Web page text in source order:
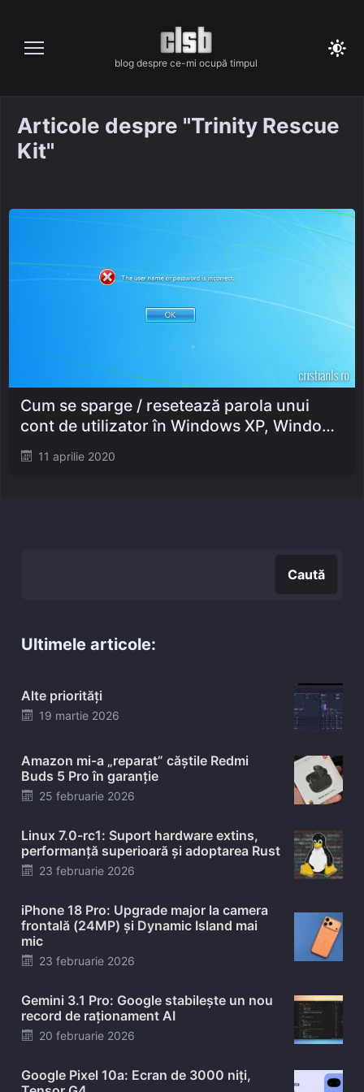
content
blog despre ce-mi ocupă timpul
Articole despre "Trinity Rescue
Kit"
Posted
11 aprilie 2020
Cum se sparge / resetează parola unui
cont de utilizator în Windows XP, Windows
7 sau Windows 8
Caută
Ultimele articole:
Alte priorități
Posted
19 martie 2026
Amazon mi-a „reparat” căștile Redmi
Buds 5 Pro în garanție
Posted
25 februarie 2026
Linux 7.0-rc1: Suport hardware extins,
performanță superioară și adoptarea Rust
Posted
23 februarie 2026
iPhone 18 Pro: Upgrade major la camera
frontală (24MP) și Dynamic Island mai
mic
Posted
23 februarie 2026
Gemini 3.1 Pro: Google stabilește un nou
record de raționament AI
Posted
20 februarie 2026
Google Pixel 10a: Ecran de 3000 niți,